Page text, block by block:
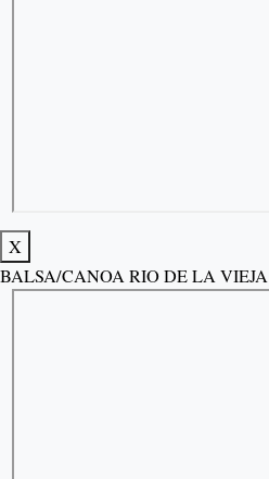
X
BALSA/CANOA RIO DE LA VIEJA